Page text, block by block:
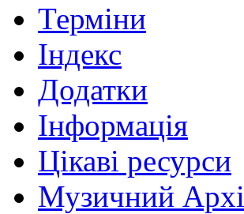
Терміни
Індекс
Додатки
Інформація
Цікаві ресурси
Музичний